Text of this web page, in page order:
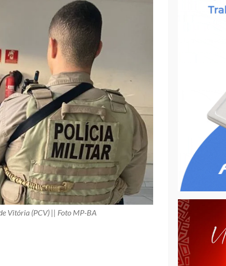
Vitória (PCV) || Foto MP-BA